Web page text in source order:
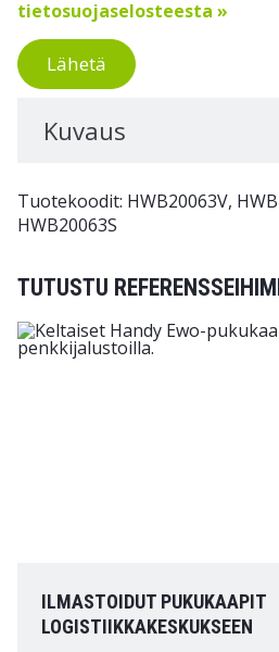
tietosuojaselosteesta »
Lähetä
Kuvaus
Tuotekoodit: HWB20063V,
HWB20063S
TUTUSTU
ILMASTOIDUT PUKUKAAPIT
LOGISTIIKKAKESKUKSEEN